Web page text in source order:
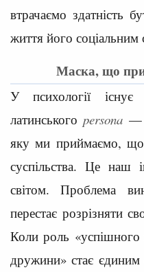
втрачаємо здатність
життя його
Маска, що
У психології
латинськогоpersona —
яку ми приймаємо,
суспільства. Це наш
світом. Проблема
перестає розрізняти
Коли роль «успішного
дружини» стає єдиним